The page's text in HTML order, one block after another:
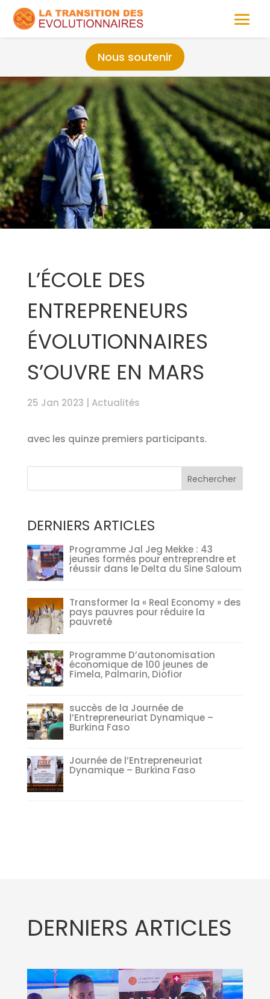
Nous soutenir
L’ÉCOLE DES
ENTREPRENEURS
ÉVOLUTIONNAIRES
S’OUVRE EN MARS
25 Jan 2023 Actualités
avec les quinze premiers participants.
DERNIERS ARTICLES
Programme Jal Jeg Mekke : 43
jeunes formés pour entreprendre et
réussir dans le Delta du Sine Saloum
Transformer la « Real Economy » des
pays pauvres pour réduire la
pauvreté
Programme D’autonomisation
économique de 100 jeunes de
Fimela, Palmarin, Diofior
succès de la Journée de
l’Entrepreneuriat Dynamique –
Burkina Faso
Journée de l’Entrepreneuriat
Dynamique – Burkina Faso
DERNIERS ARTICLES